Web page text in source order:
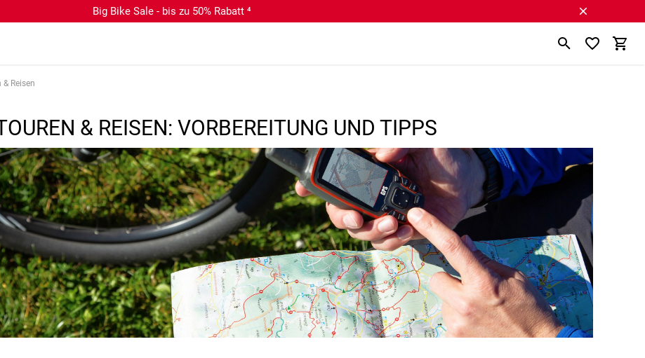
Big Bike Sale - bis zu 50% Rabatt ⁴
& Reisen
& REISEN: VORBEREITUNG UND TIPPS